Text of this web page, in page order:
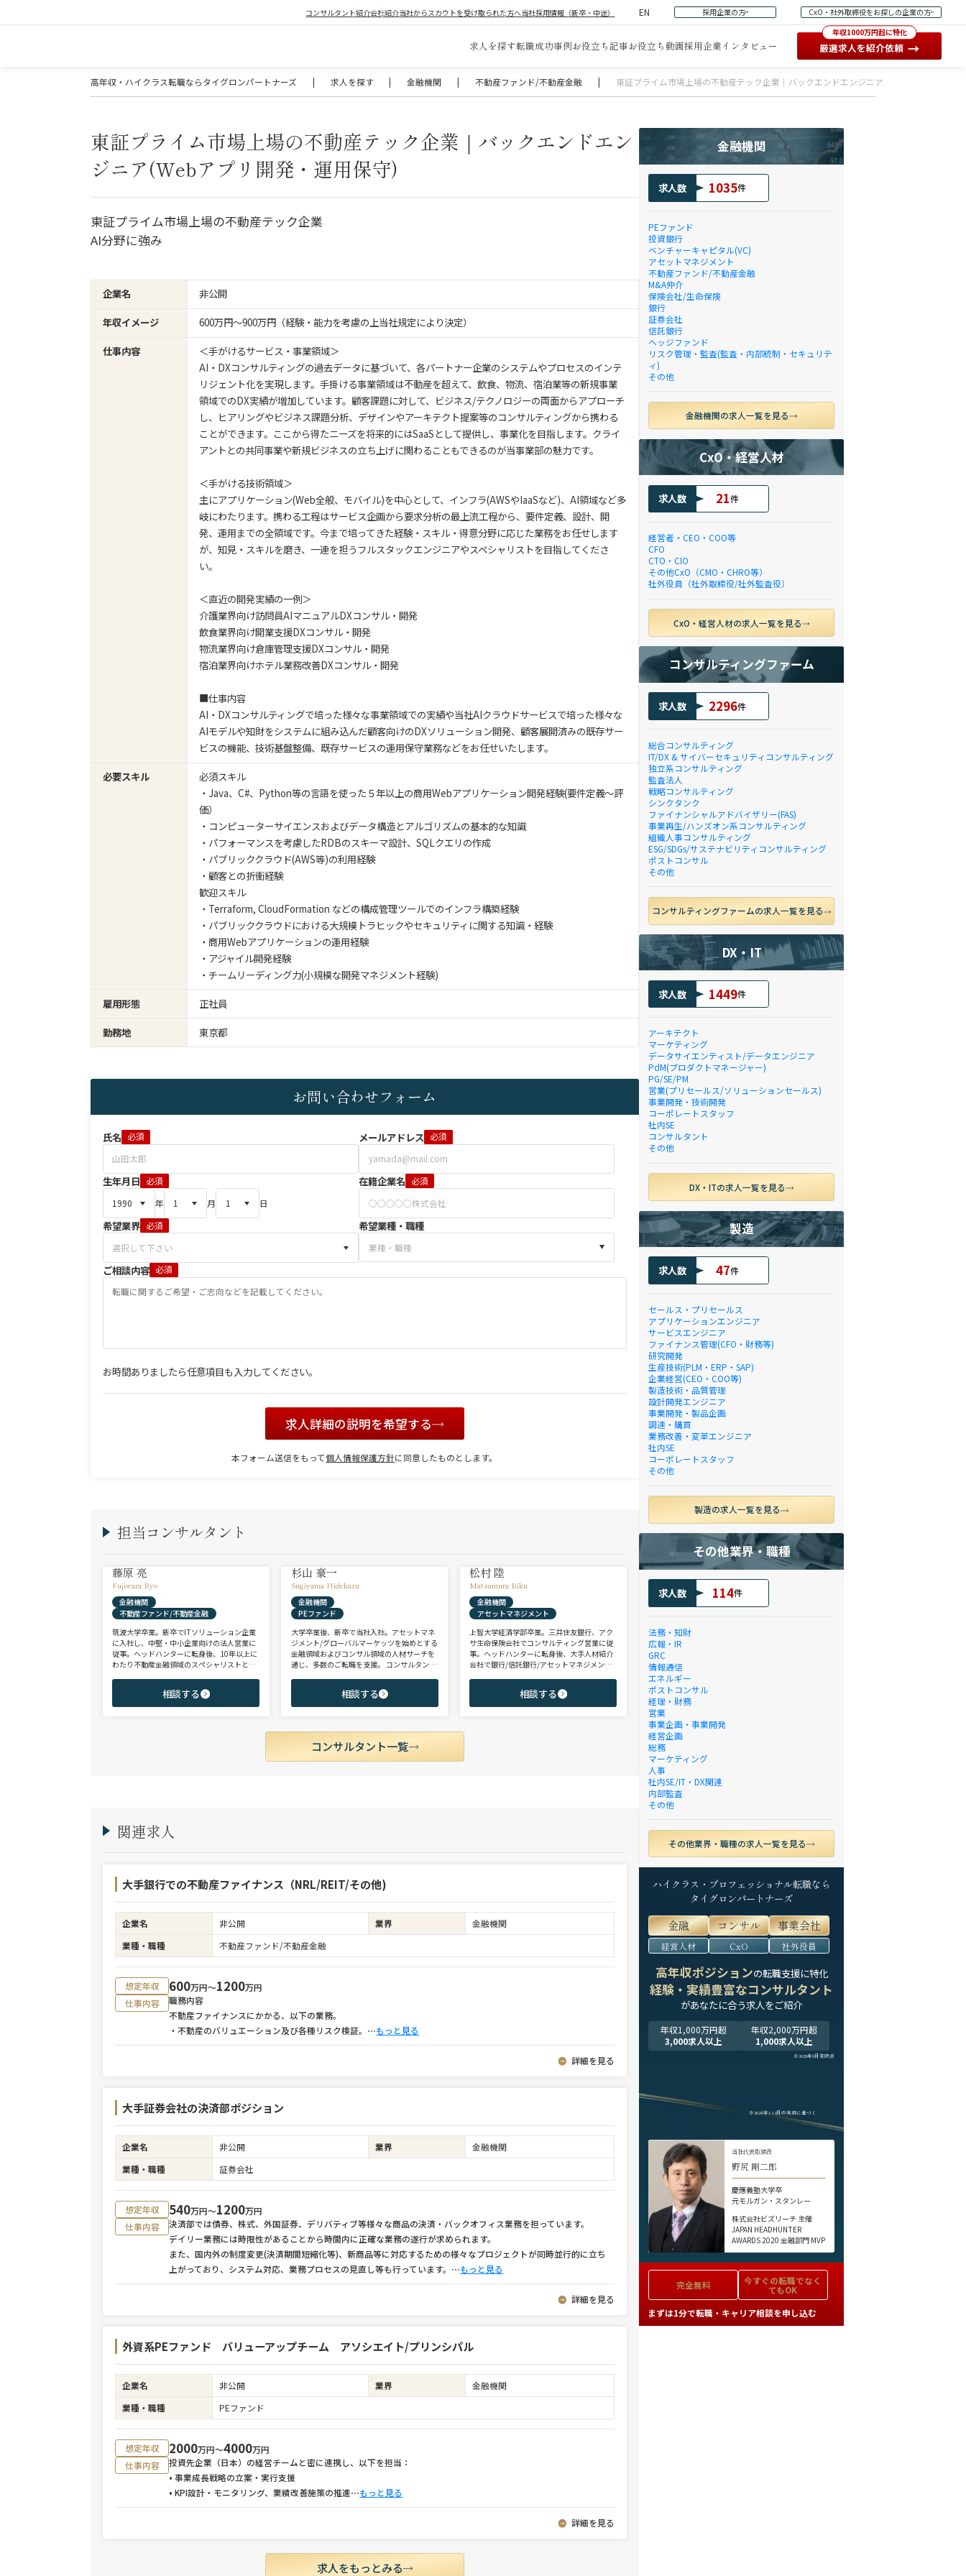
コンサルタント紹介会社紹介当社からスカウトを受け取られた方へ当社採用情報（新卒・中途） EN 採用企業の方 CxO・社外取締役をお探しの企業の方
求人を探す転職成功事例お役立ち記事お役立ち動画採用企業インタビュー
年収1000万円超に特化
厳選求人を紹介依頼 →
高年収・ハイクラス転職ならタイグロンパートナーズ | 求人を探す | 金融機関 | 不動産ファンド/不動産金融 | 東証プライム市場上場の不動産テック企業｜バックエンドエンジニア(Webアプリ開発・運
東証プライム市場上場の不動産テック企業｜バックエンドエン
ジニア(Webアプリ開発・運用保守)
東証プライム市場上場の不動産テック企業
AI分野に強み
企業名
非公開
年収イメージ
600万円〜900万円（経験・能力を考慮の上当社規定により決定）
仕事内容
＜手がけるサービス・事業領域＞
AI・DXコンサルティングの過去データに基づいて、各パートナー企業のシステムやプロセスのインテ
リジェント化を実現します。手掛ける事業領域は不動産を超えて、飲食、物流、宿泊業等の新規事業
領域でのDX実績が増加しています。顧客課題に対して、ビジネス/テクノロジーの両面からアプローチ
し、ヒアリングやビジネス課題分析、デザインやアーキテクト提案等のコンサルティングから携わる
ことができます。ここから得たニーズを将来的にはSaaSとして提供し、事業化を目指します。クライ
アントとの共同事業や新規ビジネスの立ち上げに関わることもできるのが当事業部の魅力です。
＜手がける技術領域＞
主にアプリケーション(Web全般、モバイル)を中心として、インフラ(AWSやIaaSなど)、AI領域など多
岐にわたります。携わる工程はサービス企画から要求分析の最上流工程から、要件定義、設計、開
発、運用までの全領域です。今まで培ってきた経験・スキル・得意分野に応じた業務をお任せします
が、知見・スキルを磨き、一連を担うフルスタックエンジニアやスペシャリストを目指してくださ
い。
＜直近の開発実績の一例＞
介護業界向け訪問員AIマニュアルDXコンサル・開発
飲食業界向け開業支援DXコンサル・開発
物流業界向け倉庫管理支援DXコンサル・開発
宿泊業界向けホテル業務改善DXコンサル・開発
■仕事内容
AI・DXコンサルティングで培った様々な事業領域での実績や当社AIクラウドサービスで培った様々な
AIモデルや知財をシステムに組み込んだ顧客向けのDXソリューション開発、顧客展開済みの既存サー
ビスの機能、技術基盤整備、既存サービスの運用保守業務などをお任せいたします。
必要スキル
必須スキル
・Java、C#、Python等の言語を使った５年以上の商用Webアプリケーション開発経験(要件定義〜評
価）
・コンピューターサイエンスおよびデータ構造とアルゴリズムの基本的な知識
・パフォーマンスを考慮したRDBのスキーマ設計、SQLクエリの作成
・パブリッククラウド(AWS等)の利用経験
・顧客との折衝経験
歓迎スキル
・Terraform, CloudFormation などの構成管理ツールでのインフラ構築経験
・パブリッククラウドにおける大規模トラヒックやセキュリティに関する知識・経験
・商用Webアプリケーションの運用経験
・アジャイル開発経験
・チームリーディング力(小規模な開発マネジメント経験)
雇用形態
正社員
勤務地
東京都
お問い合わせフォーム
氏名 必須 メールアドレス 必須
生年月日 必須
年
月 日
在籍企業名 必須
希望業界 必須 希望業種・職種
ご相談内容 必須
お時間ありましたら任意項目も入力してください。
求人詳細の説明を希望する
本フォーム送信をもって個人情報保護方針に同意したものとします。
担当コンサルタント
藤原 亮
Fujiwara Ryo
金融機関
不動産ファンド/不動産金融
筑波大学卒業。新卒でITソリューション企業
に入社し、中堅・中小企業向けの法人営業に
従事。ヘッドハンターに転身後、10年以上に
わたり不動産金融領域のスペシャリストとし
ックまで、幅広いポジションで100名以上の
ご支援実績を誇る。また、首都圏に加え、関
相談する
杉山 豪一
Sugiyama Hidekazu
金融機関
PEファンド
大学卒業後、新卒で当社入社。アセットマネ
ジメント/グローバルマーケッツを始めとする
金融領域およびコンサル領域の人材サーチを
通じ、多数のご転職を支援。 コンサルタント
験のハイポテンシャル層やさらなるキャリア
ップを狙うミドル～ハイクラス層をご支援。
相談する
松村 陸
Matsumura Riku
金融機関
アセットマネジメント
上智大学経済学部卒業。三井住友銀行、アク
サ生命保険会社でコンサルティング営業に従
事。ヘッドハンターに転身後、大手人材紹介
会社で銀行/信託銀行/アセットマネジメント
豊富な転職支援実績。日系/外資系、経験者/
未経験者を問わず幅広いポジションでご支援
相談する
コンサルタント一覧
関連求人
大手銀行での不動産ファイナンス（NRL/REIT/その他)
企業名 非公開 業界
金融機関
業種・職種
不動産ファンド/不動産金融
想定年収 600万円〜1200万円
仕事内容
職務内容
不動産ファイナンスにかかる、以下の業務。
・不動産のバリュエーション及び各種リスク検証。 ⋯もっと見る
詳細を見る
大手証券会社の決済部ポジション
企業名 非公開 業界
金融機関
業種・職種
証券会社
想定年収 540万円〜1200万円
仕事内容
決済部では債券、株式、外国証券、デリバティブ等様々な商品の決済・バックオフィス業務を担っています。
デイリー業務には時限性があることから時間内に正確な業務の遂行が求められます。
また、国内外の制度変更(決済期間短縮化等)、新商品等に対応するための様々なプロジェクトが同時並行的に立ち
上がっており、システム対応、業務プロセスの見直し等も行っています。 ⋯もっと見る
詳細を見る
外資系PEファンド バリューアップチーム アソシエイト/プリンシパル
企業名 非公開 業界
金融機関
業種・職種
PEファンド
想定年収 2000万円〜4000万円
仕事内容
投資先企業（日本）の経営チームと密に連携し、以下を担当：
• 事業成長戦略の立案・実行支援
• KPI設計・モニタリング、業績改善施策の推進⋯もっと見る
詳細を見る
求人をもっとみる
金融機関
求人数 1035件
PEファンド
投資銀行
ベンチャーキャピタル(VC)
アセットマネジメント
不動産ファンド/不動産金融
M&A仲介
保険会社/生命保険
銀行
証券会社
信託銀行
ヘッジファンド
リスク管理・監査(監査・内部統制・セキュリテ
ィ)
その他
金融機関の求人一覧を見る
CxO・経営人材
求人数 21件
経営者・CEO・COO等
CFO
CTO・CIO
その他CxO（CMO・CHRO等）
社外役員（社外取締役/社外監査役）
CxO・経営人材の求人一覧を見る
コンサルティングファーム
求人数 2296件
総合コンサルティング
IT/DX & サイバーセキュリティコンサルティング
独立系コンサルティング
監査法人
戦略コンサルティング
シンクタンク
ファイナンシャルアドバイザリー(FAS)
事業再生/ハンズオン系コンサルティング
組織人事コンサルティング
ESG/SDGs/サステナビリティコンサルティング
ポストコンサル
その他
コンサルティングファームの求人一覧を見る
DX・IT
求人数 1449件
アーキテクト
マーケティング
データサイエンティスト/データエンジニア
PdM(プロダクトマネージャー)
PG/SE/PM
営業(プリセールス/ソリューションセールス)
事業開発・技術開発
コーポレートスタッフ
社内SE
コンサルタント
その他
DX・ITの求人一覧を見る
製造
求人数 47件
セールス・プリセールス
アプリケーションエンジニア
サービスエンジニア
ファイナンス管理(CFO・財務等)
研究開発
生産技術(PLM・ERP・SAP)
企業経営(CEO・COO等)
製造技術・品質管理
設計開発エンジニア
事業開発・製品企画
調達・購買
業務改善・変革エンジニア
社内SE
コーポレートスタッフ
その他
製造の求人一覧を見る
その他業界・職種
求人数 114件
法務・知財
広報・IR
GRC
情報通信
エネルギー
ポストコンサル
経理・財務
営業
事業企画・事業開発
経営企画
総務
マーケティング
人事
社内SE/IT・DX関連
内部監査
その他
その他業界・職種の求人一覧を見る
ハイクラス・プロフェッショナル転職なら
タイグロンパートナーズ
金融 コンサル 事業会社
経営人材 CxO 社外役員
高年収ポジションの転職支援に特化
経験・実績豊富なコンサルタント
があなたに合う求人をご紹介
年収1,000万円超
3,000求人以上
年収2,000万円超
1,000求人以上
※2025年9月末時点
※2024年1-12月の実績に基づく
当社代表取締役
野尻 剛二郎
慶應義塾大学卒
元モルガン・スタンレー
株式会社ビズリーチ 主催
JAPAN HEADHUNTER
AWARDS 2020 金融部門 MVP
完全無料 今すぐの転職でなく
てもOK
まずは1分で転職・キャリア相談を申し込む